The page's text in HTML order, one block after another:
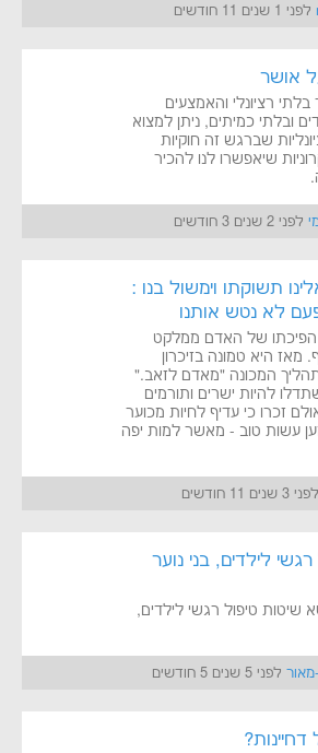
לפני 1 שנים 11 חודשים
אושר
רציונלי והאמצעים
ובלתי כמיתים, ניתן למצוא
שברגש זה חוקיות
שיאפשרו לנו להכיר
לפני 2 שנים 3 חודשים
תשוקתו וימשול בנו :
לא נטש אותנו
הפיכתו של האדם ממלקט
מאז היא טמונה בזיכרון
תהליך המכונה "מאדם לזאב."
להיות ישרים ותורמים
זכרו כי עדיף לחיות מכוער
עשות טוב - מאשר למות יפה
לפני 3 שנים 11 חודשים
רגשי לילדים, בני נוער
שיטות טיפול רגשי לילדים,
מאור לפני 5 שנים 5 חודשים